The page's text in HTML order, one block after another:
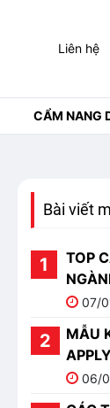
Liên hệ
CẨM NANG
Bài viết
TOP
TỐT
07/
MẪU
DU06/